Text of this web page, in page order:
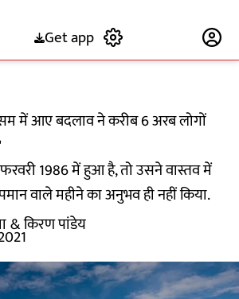
Get app
में आए बदलाव ने करीब 6 अरब लोगों
1986 में हुआ है, तो उसने वास्तव में
वाले महीने का अनुभव ही नहीं किया.
& किरण पांडेय